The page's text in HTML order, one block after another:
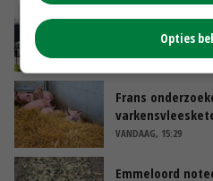
Gemiddelde
VANDAAG, 17:04
Frans
VANDAAG, 15:29
Emmeloord
Opties